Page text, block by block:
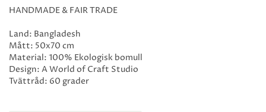
HANDMADE & FAIR TRADE
Land: Bangladesh
Mått: 50x70 cm
Material: 100% Ekologisk bomull
Design: A World of Craft Studio
Tvättråd: 60 grader